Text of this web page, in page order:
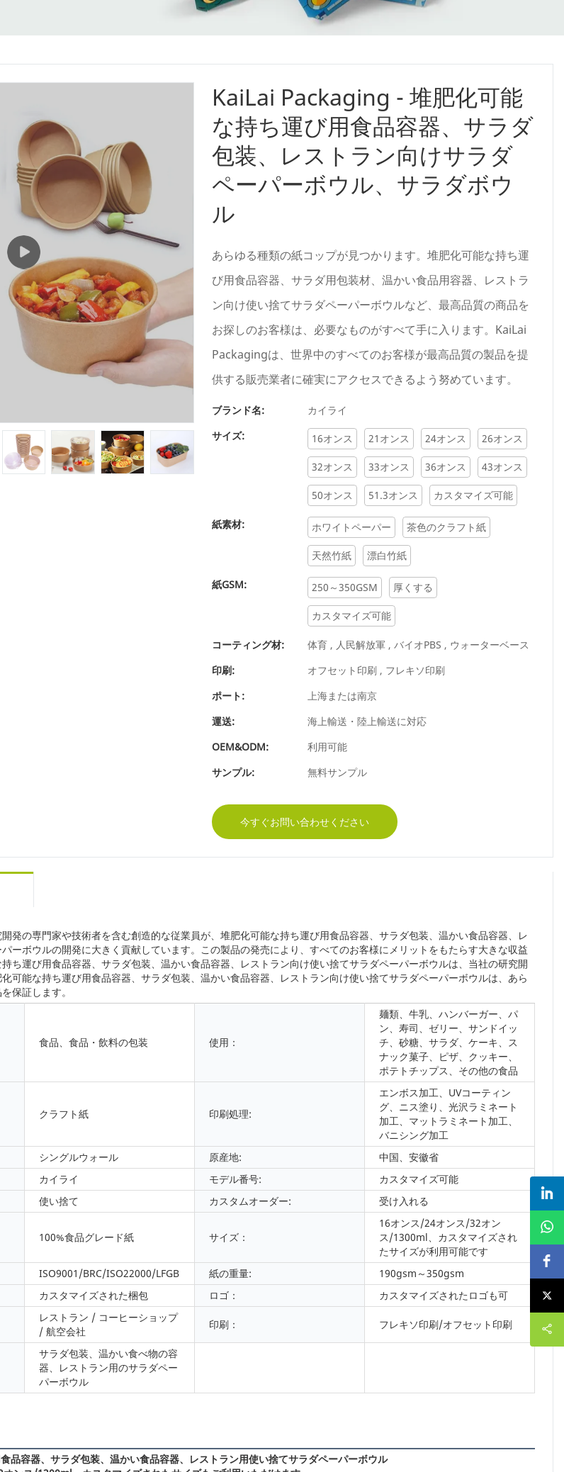
KaiLai Packaging - 堆肥化可能
な持ち運び用食品容器、サラダ
包装、レストラン向けサラダ
ペーパーボウル、サラダボウ
ル
あらゆる種類の紙コップが見つかります。堆肥化可能な持ち運
び用食品容器、サラダ用包装材、温かい食品用容器、レストラ
ン向け使い捨てサラダペーパーボウルなど、最高品質の商品を
お探しのお客様は、必要なものがすべて手に入ります。KaiLai
Packagingは、世界中のすべてのお客様が最高品質の製品を提
供する販売業者に確実にアクセスできるよう努めています。
ブランド名:
カイライ
サイズ:
16オンス 21オンス 24オンス 26オンス
32オンス 33オンス 36オンス 43オンス
50オンス 51.3オンス カスタマイズ可能
紙素材: ホワイトペーパー 茶色のクラフト紙
天然竹紙 漂白竹紙
紙GSM: 250～350GSM 厚くする
カスタマイズ可能
コーティング材:
体育 , 人民解放軍 , バイオPBS , ウォーターベース
印刷:
オフセット印刷 , フレキソ印刷
ポート:
上海または南京
運送:
海上輸送・陸上輸送に対応
OEM&ODM:
利用可能
サンプル:
無料サンプル
今すぐお問い合わせください
発の専門家や技術者を含む創造的な従業員が、堆肥化可能な持ち運び用食品容器、サラダ包装、温かい食品容器、レ
ーボウルの開発に大きく貢献しています。この製品の発売により、すべてのお客様にメリットをもたらす大きな収益
ち運び用食品容器、サラダ包装、温かい食品容器、レストラン向け使い捨てサラダペーパーボウルは、当社の研究開
可能な持ち運び用食品容器、サラダ包装、温かい食品容器、レストラン向け使い捨てサラダペーパーボウルは、あら
保証します。
食品、食品・飲料の包装 使用：
麺類、牛乳、ハンバーガー、パ
ン、寿司、ゼリー、サンドイッ
チ、砂糖、サラダ、ケーキ、ス
ナック菓子、ピザ、クッキー、
ポテトチップス、その他の食品
クラフト紙 印刷処理:
エンボス加工、UVコーティン
グ、ニス塗り、光沢ラミネート
加工、マットラミネート加工、
バニシング加工
シングルウォール 原産地:
中国、安徽省
カイライ モデル番号:
カスタマイズ可能
使い捨て カスタムオーダー: 受け入れる
100%食品グレード紙 サイズ：
16オンス/24オンス/32オン
ス/1300ml、カスタマイズされ
たサイズが利用可能です
ISO9001/BRC/ISO22000/LFGB 紙の重量:
190gsm～350gsm
カスタマイズされた梱包 ロゴ： カスタマイズされたロゴも可
レストラン / コーヒーショップ
/ 航空会社
印刷： フレキソ印刷/オフセット印刷
サラダ包装、温かい食べ物の容
器、レストラン用のサラダペー
パーボウル
品容器、サラダ包装、温かい食品容器、レストラン用使い捨てサラダペーパーボウル